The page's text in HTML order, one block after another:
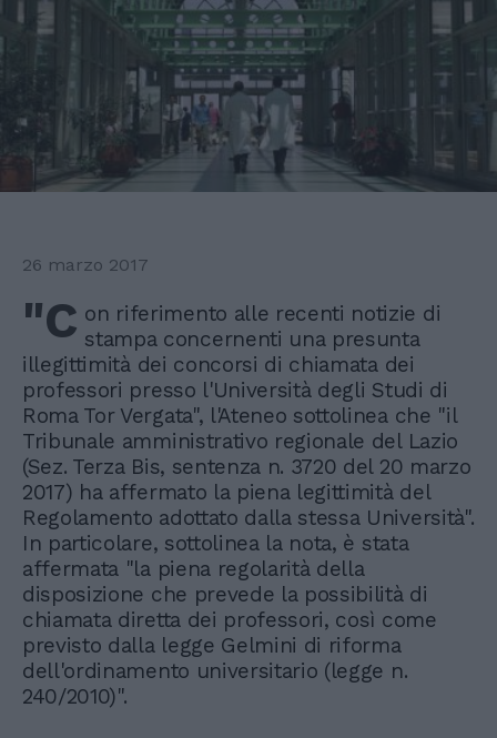
26 marzo 2017
"C on riferimento alle recenti notizie di
stampa concernenti una presunta
illegittimità dei concorsi di chiamata dei
professori presso l'Università degli Studi di
Roma Tor Vergata", l'Ateneo sottolinea che "il
Tribunale amministrativo regionale del Lazio
(Sez. Terza Bis, sentenza n. 3720 del 20 marzo
2017) ha affermato la piena legittimità del
Regolamento adottato dalla stessa Università".
In particolare, sottolinea la nota, è stata
affermata "la piena regolarità della
disposizione che prevede la possibilità di
chiamata diretta dei professori, così come
previsto dalla legge Gelmini di riforma
dell'ordinamento universitario (legge n.
240/2010)".